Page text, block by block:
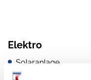
Elektro
Solaranlage